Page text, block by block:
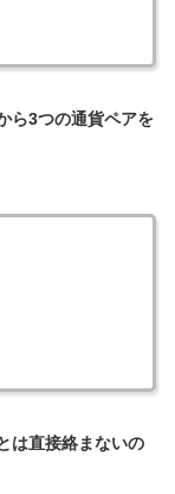
ら3つの通貨ペアを
は直接絡まないの